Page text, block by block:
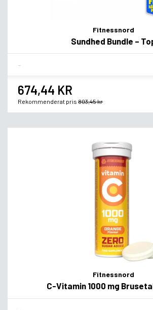
Fitnessnord
Sundhed Bundle –
674,44 KR
Rekommenderat pris 803,45 kr
Fitnessnord
C-Vitamin 1000 mg